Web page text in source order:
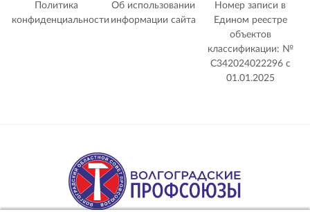
Политика
конфиденциальности
Об использовании
информации сайта
Номер записи в
Едином реестре
объектов
классификации: №
С342024022296 c
01.01.2025